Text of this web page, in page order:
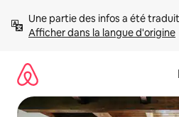
directement
Afficher dans la langue d'origine